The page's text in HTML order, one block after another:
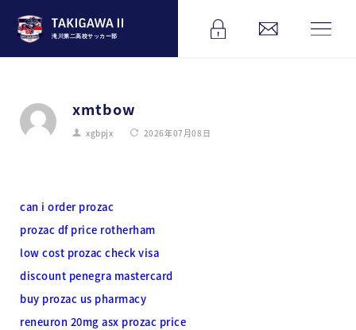
滝川第二高校サッカー部
xmtbow
xgbpjx 2026年07月08日
can i order prozac
prozac df price rotherham
low cost prozac check visa
discount penegra mastercard
buy prozac us pharmacy
reneuron 20mg asx prozac price